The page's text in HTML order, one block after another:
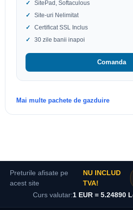
SitePad, Softaculous
Site-uri Nelimitat
Certificat SSL Inclus
30 zile banii inapoi
Comanda
Mai multe pachete de gazduire
Preturile afisate pe
acest site
NU INCLUD
TVA!
Curs valutar:1 EUR = 5.24890